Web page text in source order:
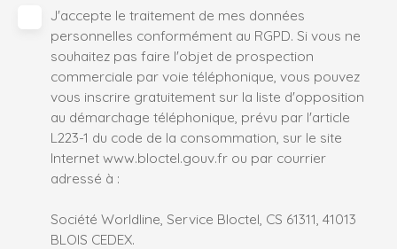
J'accepte le traitement de mes données
personnelles conformément au RGPD. Si vous ne
souhaitez pas faire l'objet de prospection
commerciale par voie téléphonique, vous pouvez
vous inscrire gratuitement sur la liste d'opposition
au démarchage téléphonique, prévu par l'article
L223-1 du code de la consommation, sur le site
Internet www.bloctel.gouv.fr ou par courrier
adressé à :
Société Worldline, Service Bloctel, CS 61311, 41013
BLOIS CEDEX.